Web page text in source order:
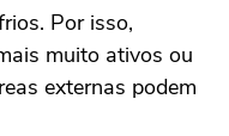
Por isso,
muito ativos ou
externas podem